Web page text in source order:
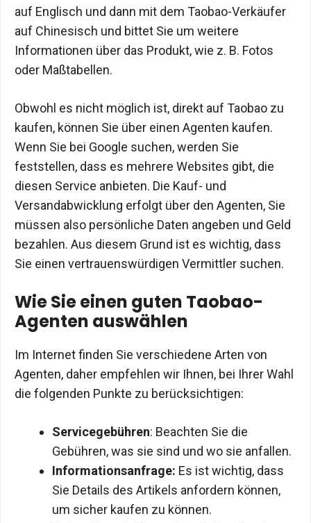
auf Englisch und dann mit dem Taobao-Verkäufer
auf Chinesisch und bittet Sie um weitere
Informationen über das Produkt, wie z. B. Fotos
oder Maßtabellen.
Obwohl es nicht möglich ist, direkt auf Taobao zu
kaufen, können Sie über einen Agenten kaufen.
Wenn Sie bei Google suchen, werden Sie
feststellen, dass es mehrere Websites gibt, die
diesen Service anbieten. Die Kauf- und
Versandabwicklung erfolgt über den Agenten, Sie
müssen also persönliche Daten angeben und Geld
bezahlen. Aus diesem Grund ist es wichtig, dass
Sie einen vertrauenswürdigen Vermittler suchen.
Wie Sie einen guten Taobao-
Agenten auswählen
Im Internet finden Sie verschiedene Arten von
Agenten, daher empfehlen wir Ihnen, bei Ihrer Wahl
die folgenden Punkte zu berücksichtigen:
Servicegebühren: Beachten Sie die
Gebühren, was sie sind und wo sie anfallen.
Informationsanfrage: Es ist wichtig, dass
Sie Details des Artikels anfordern können,
um sicher kaufen zu können.